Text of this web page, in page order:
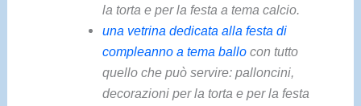
la torta e per la festa a tema calcio.
una vetrina dedicata alla festa di
compleanno a tema ballocon tutto
quello che può servire: palloncini,
decorazioni per la torta e per la festa